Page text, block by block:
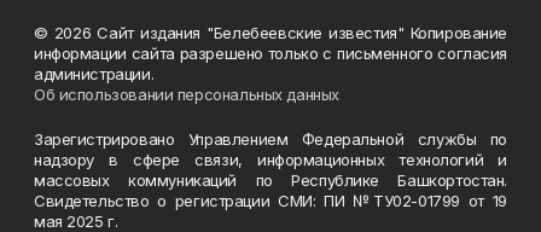
© 2026 Сайт издания "Белебеевские известия" Копирование
информации сайта разрешено только с письменного согласия
администрации.
Об использовании персональных данных
Зарегистрировано Управлением Федеральной службы по
надзору в сфере связи, информационных технологий и
массовых коммуникаций по Республике Башкортостан.
Свидетельство о регистрации СМИ: ПИ №ТУ02-01799 от 19
мая 2025 г.